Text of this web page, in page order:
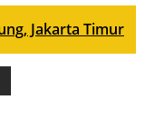
Jakarta Timur